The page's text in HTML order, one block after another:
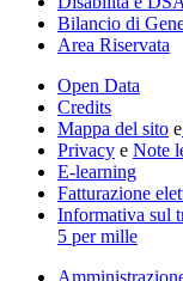
Bilancio di
Area Riservata
Open Data
Credits
Mappa del sito e
Privacy e Note
E-learning
Fatturazione
Informativa sul
5 per mille